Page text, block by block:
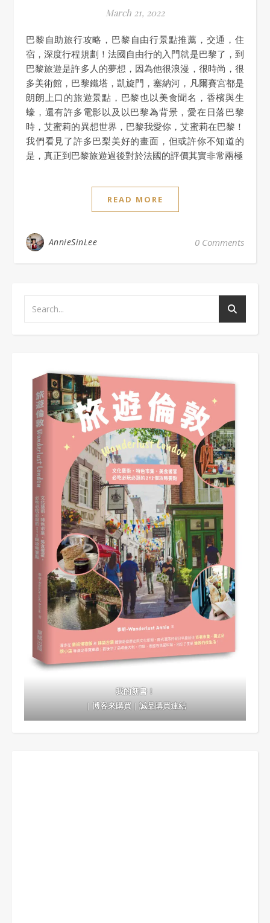
March 21, 2022
巴黎自助旅行攻略，巴黎自由行景點推薦，交通，住
宿，深度行程規劃！法國自由行的入門就是巴黎了，到
巴黎旅遊是許多人的夢想，因為他很浪漫，很時尚，很
多美術館，巴黎鐵塔，凱旋門，塞納河，凡爾賽宮都是
朗朗上口的旅遊景點，巴黎也以美食聞名，香檳與生
蠔，還有許多電影以及以巴黎為背景，愛在日落巴黎
時，艾蜜莉的異想世界，巴黎我愛你，艾蜜莉在巴黎！
我們看見了許多巴梨美好的畫面，但或許你不知道的
是，真正到巴黎旅遊過後對於法國的評價其實非常兩極
READ MORE
AnnieSinLee 0 Comments
我的新書！
｜博客來購買｜誠品購買連結